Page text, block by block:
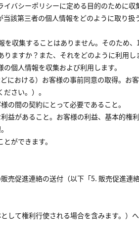
バシーポリシーに定める目的のために
該第三者の個人情報をどのように取り扱
収集することはありません。そのため
ますか？また、それをどのように利用し
個人情報を収集および利用します。
における）お客様の事前同意の取得。
さい。）。
の間の契約にとって必要であること。
益があること。お客様の利益、基本的権
ができます。
促進連絡の送付（以下「5. 販売促進連
て権利行使される場合を含みます。）へ